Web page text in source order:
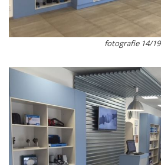
fotografie 14/19